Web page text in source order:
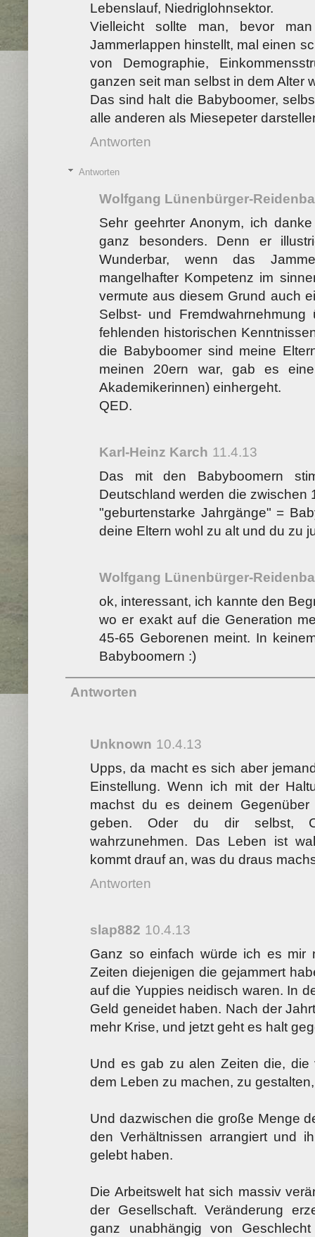
Lebenslauf, Niedriglohnsektor.
Vielleicht sollte man, bevor
Jammerlappen hinstellt, mal einen
von Demographie,
ganzen seit man selbst in dem Alter
Das sind halt die Babyboomer,
alle anderen als Miesepeter
Antworten
Antworten
Wolfgang Lünenbürger-
Sehr geehrter Anonym, ich
ganz besonders. Denn er
Wunderbar, wenn das
mangelhafter Kompetenz im
vermute aus diesem Grund auch
Selbst- und
fehlenden historischen
die Babyboomer sind meine
meinen 20ern war, gab es
Akademikerinnen) einhergeht.
QED.
Karl-Heinz Karch 11.4.13
Das mit den Babyboomern
Deutschland werden die zwischen
"geburtenstarke Jahrgänge" =
deine Eltern wohl zu alt und du zu
Wolfgang Lünenbürger-
ok, interessant, ich kannte den
wo er exakt auf die Generation
45-65 Geborenen meint. In
Babyboomern :)
Antworten
Unknown 10.4.13
Upps, da macht es sich aber
Einstellung. Wenn ich mit der
machst du es deinem
geben. Oder du dir selbst,
wahrzunehmen. Das Leben ist
kommt drauf an, was du draus
Antworten
slap882 10.4.13
Ganz so einfach würde ich es mir
Zeiten diejenigen die gejammert
auf die Yuppies neidisch waren. In
Geld geneidet haben. Nach der
mehr Krise, und jetzt geht es halt
Und es gab zu alen Zeiten die,
dem Leben zu machen, zu
Und dazwischen die große Menge
den Verhältnissen arrangiert und
gelebt haben.
Die Arbeitswelt hat sich massiv
der Gesellschaft. Veränderung
ganz unabhängig von